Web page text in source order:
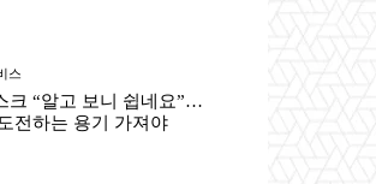
스
크 “알고 보니 쉽네요”…
전하는 용기 가져야